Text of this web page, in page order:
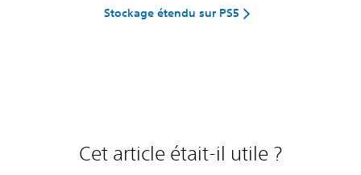
Stockage étendu sur PS5
Cet article était-il utile ?